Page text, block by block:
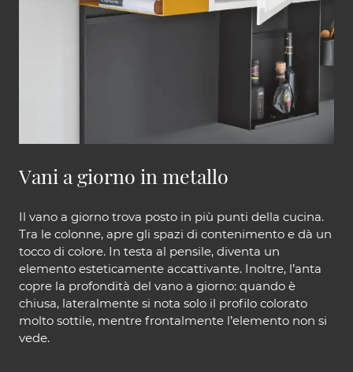
Vani a giorno in metallo
Il vano a giorno trova posto in più punti della cucina.
Tra le colonne, apre gli spazi di contenimento e dà un
tocco di colore. In testa al pensile, diventa un
elemento esteticamente accattivante. Inoltre, l’anta
copre la profondità del vano a giorno: quando è
chiusa, lateralmente si nota solo il profilo colorato
molto sottile, mentre frontalmente l’elemento non si
vede.